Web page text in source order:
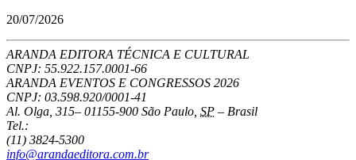
20/07/2026
ARANDA EDITORA TÉCNICA E CULTURAL
CNPJ: 55.922.157.0001-66
ARANDA EVENTOS E CONGRESSOS 2026
CNPJ: 03.598.920/0001-41
Al. Olga, 315– 01155-900 São Paulo SP – Brasil
Tel.:
(11) 3824-5300
info@arandaeditora.com.br